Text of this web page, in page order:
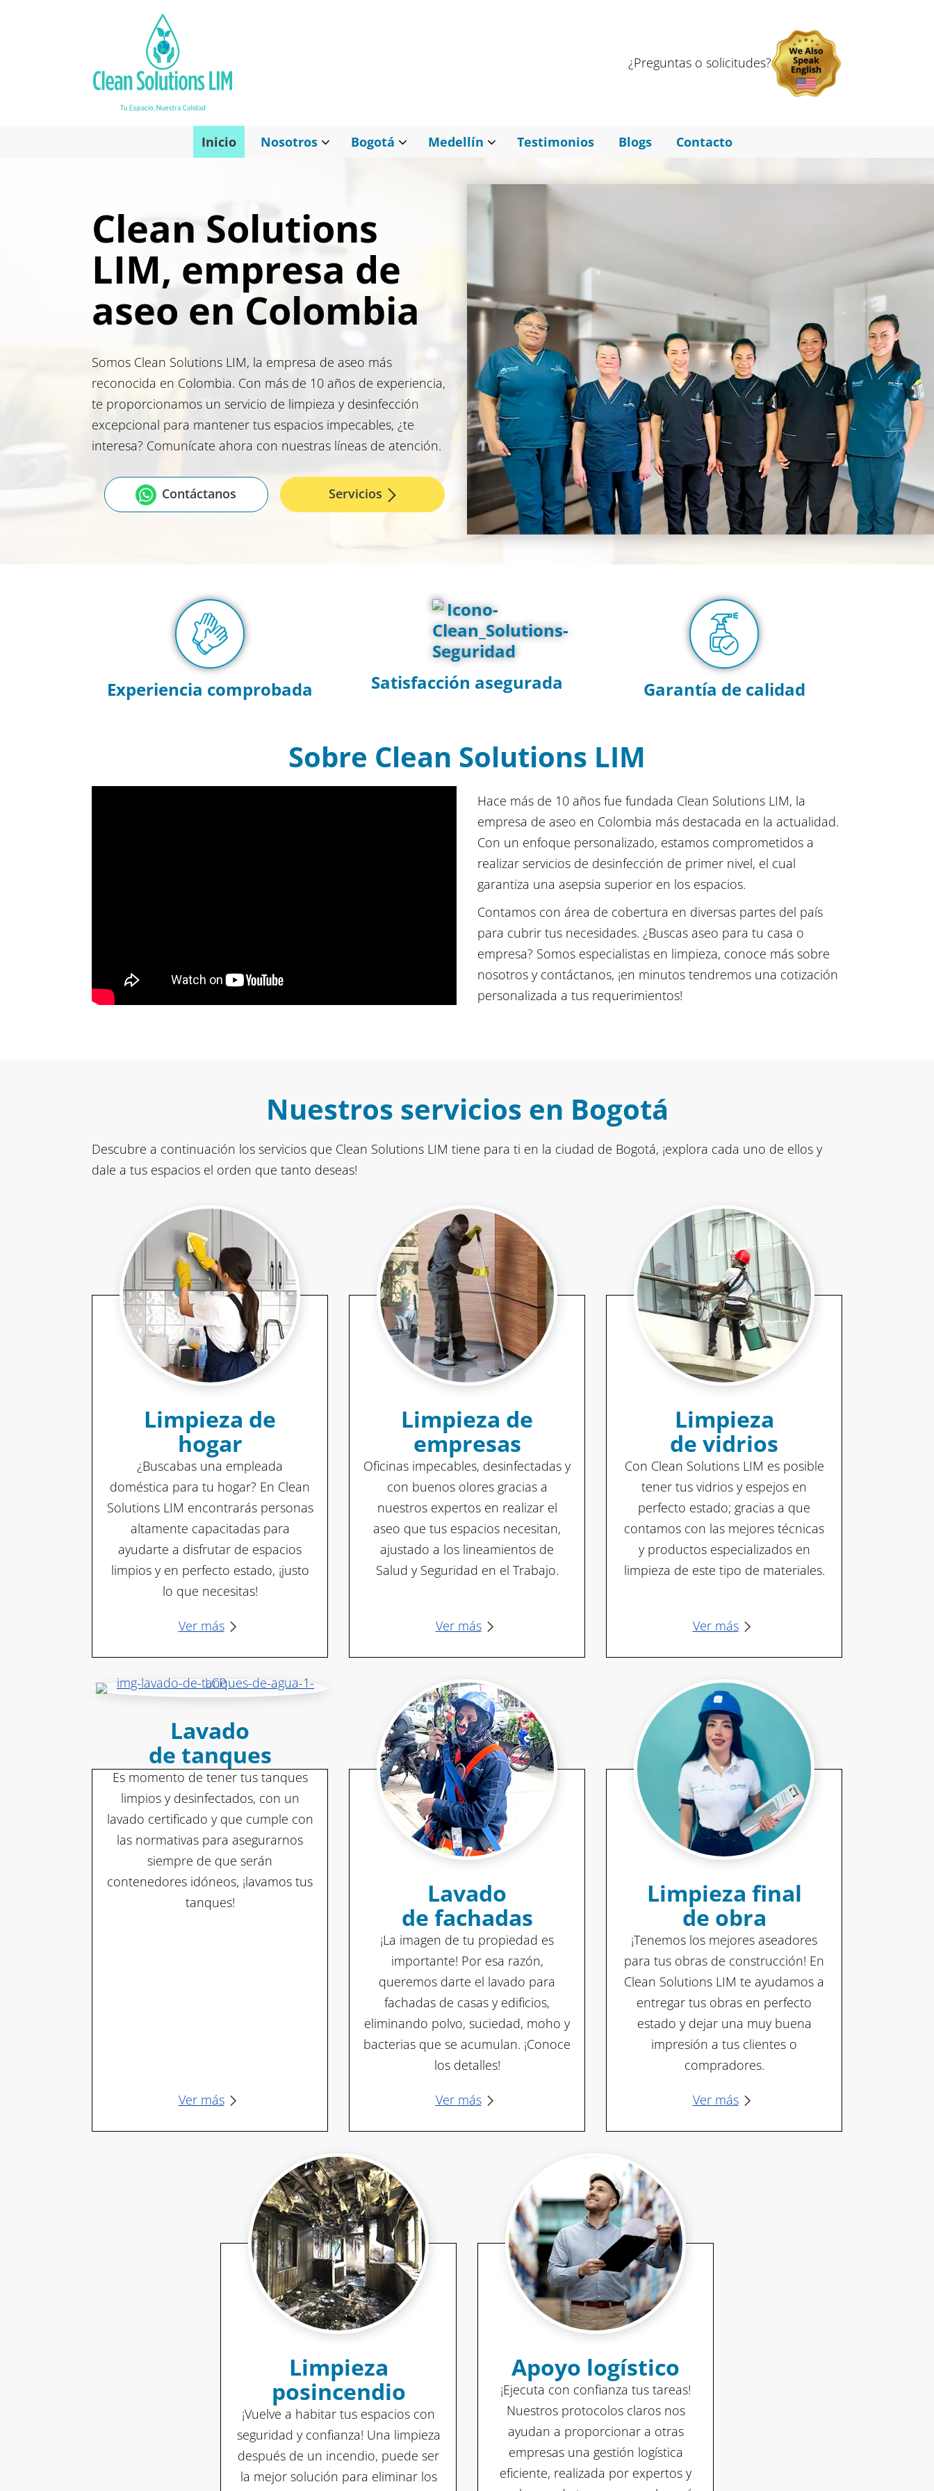
¿Preguntas o solicitudes?
Inicio Nosotros Bogotá Medellín Testimonios Blogs Contacto
Clean Solutions
LIM, empresa de
aseo en Colombia
Somos Clean Solutions LIM, la empresa de aseo más
reconocida en Colombia. Con más de 10 años de experiencia,
te proporcionamos un servicio de limpieza y desinfección
excepcional para mantener tus espacios impecables, ¿te
interesa? Comunícate ahora con nuestras líneas de atención.
Contáctanos Servicios
Experiencia comprobada Satisfacción asegurada Garantía de calidad
Sobre Clean Solutions LIM
Hace más de 10 años fue fundada Clean Solutions LIM, la
empresa de aseo en Colombia más destacada en la actualidad.
Con un enfoque personalizado, estamos comprometidos a
realizar servicios de desinfección de primer nivel, el cual
garantiza una asepsia superior en los espacios.
Contamos con área de cobertura en diversas partes del país
para cubrir tus necesidades. ¿Buscas aseo para tu casa o
empresa? Somos especialistas en limpieza, conoce más sobre
nosotros y contáctanos, ¡en minutos tendremos una cotización
personalizada a tus requerimientos!
Nuestros servicios en Bogotá
Descubre a continuación los servicios que Clean Solutions LIM tiene para ti en la ciudad de Bogotá, ¡explora cada uno de ellos y
dale a tus espacios el orden que tanto deseas!
Limpieza de
hogar
¿Buscabas una empleada
doméstica para tu hogar? En Clean
Solutions LIM encontrarás personas
altamente capacitadas para
ayudarte a disfrutar de espacios
limpios y en perfecto estado, ¡justo
lo que necesitas!
Ver más
Limpieza de
empresas
Oficinas impecables, desinfectadas y
con buenos olores gracias a
nuestros expertos en realizar el
aseo que tus espacios necesitan,
ajustado a los lineamientos de
Salud y Seguridad en el Trabajo.
Ver más
Limpieza
de vidrios
Con Clean Solutions LIM es posible
tener tus vidrios y espejos en
perfecto estado; gracias a que
contamos con las mejores técnicas
y productos especializados en
limpieza de este tipo de materiales.
Ver más
Lavado
de tanques
Es momento de tener tus tanques
limpios y desinfectados, con un
lavado certificado y que cumple con
las normativas para asegurarnos
siempre de que serán
contenedores idóneos, ¡lavamos tus
tanques!
Ver más
Lavado
de fachadas
¡La imagen de tu propiedad es
importante! Por esa razón,
queremos darte el lavado para
fachadas de casas y edificios,
eliminando polvo, suciedad, moho y
bacterias que se acumulan. ¡Conoce
los detalles!
Ver más
Limpieza final
de obra
¡Tenemos los mejores aseadores
para tus obras de construcción! En
Clean Solutions LIM te ayudamos a
entregar tus obras en perfecto
estado y dejar una muy buena
impresión a tus clientes o
compradores.
Ver más
Limpieza
posincendio
¡Vuelve a habitar tus espacios con
seguridad y confianza! Una limpieza
después de un incendio, puede ser
la mejor solución para eliminar los
Apoyo logístico
¡Ejecuta con confianza tus tareas!
Nuestros protocolos claros nos
ayudan a proporcionar a otras
empresas una gestión logística
eficiente, realizada por expertos y